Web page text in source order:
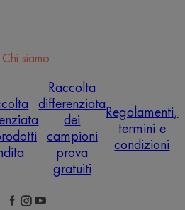
Chi siamo
Raccolta
differenziata
dei
campioni
prova
gratuiti
Regolamenti,
termini e
condizioni